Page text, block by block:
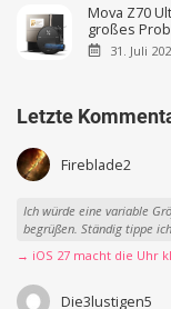
Mova Z70
großes
31. Juli
Letzte
Fireblade2
Ich würde eine variable
begrüßen. Ständig tippe
→ iOS 27 macht die Uhr
Die3lustigen5